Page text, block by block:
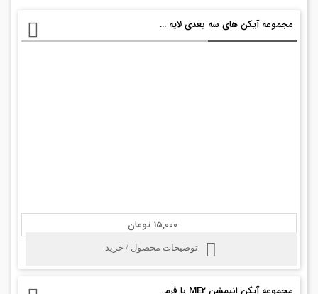
مجموعه آیکن های سه بعدی لایه باز برای جستجو+ PSD
15,000 تومان
توضیحات محصول / خرید
مجموعه آیکن انیمشن ME2 با فرمت psd